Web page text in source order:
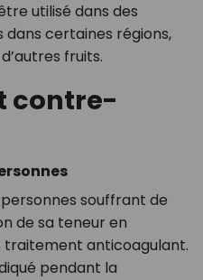
utilisé dans des
dans certaines régions,
fruits.
contre-
souffrant de
de sa teneur en
traitement anticoagulant.
pendant la